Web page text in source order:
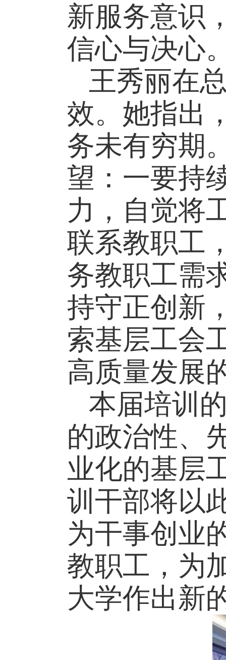
新服务意识
信心与决心
王秀丽在
效。她指出
务未有穷期
望：一要持
力，自觉将
联系教职工
务教职工需
持守正创新
索基层工会
高质量发展
本届培训
的政治性、
业化的基层
训干部将以
为干事创业
教职工，为
大学作出新